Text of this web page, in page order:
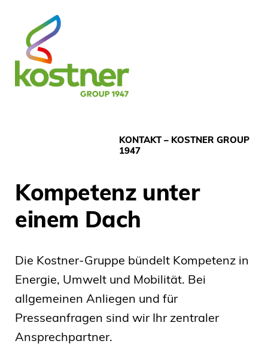
KONTAKT – KOSTNER GROUP
1947
Kompetenz unter
einem Dach
Die Kostner-Gruppe bündelt Kompetenz in
Energie, Umwelt und Mobilität. Bei
allgemeinen Anliegen und für
Presseanfragen sind wir Ihr zentraler
Ansprechpartner.